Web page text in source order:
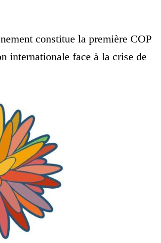
constitue la première COP
internationale face à la crise de